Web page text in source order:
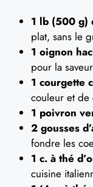
1 lb (500 g)
plat, sans le
1 oignon
pour la
1 courgette
couleur et de
1 poivron
2 gousses
fondre les
1 c. à thé
cuisine